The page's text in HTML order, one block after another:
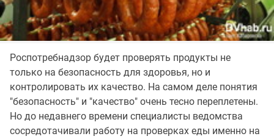
Роспотребнадзор будет проверять продукты не
только на безопасность для здоровья, но и
контролировать их качество. На самом деле понятия
"безопасность" и "качество" очень тесно переплетены.
Но до недавнего времени специалисты ведомства
сосредотачивали работу на проверках еды именно на